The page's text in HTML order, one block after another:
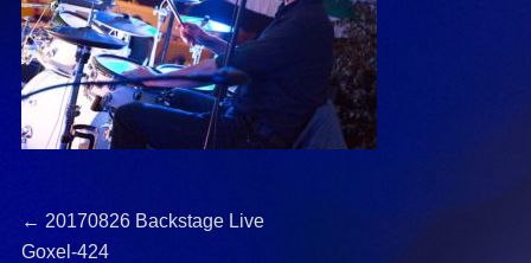
Beitragsnavigation
← Previous
post:
20170826 Backstage Live
Goxel-424